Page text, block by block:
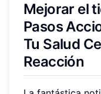
Mejorar el
Pasos
Tu Salud
Reacción